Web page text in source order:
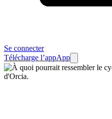
Se connecter
Télécharge l’appApp